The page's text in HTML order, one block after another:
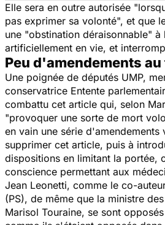
Elle sera en outre autorisée
pas exprimer sa volonté", et que
une "obstination déraisonnable" à
artificiellement en vie, et
Peu d'amendements
Une poignée de députés UMP,
conservatrice Entente
combattu cet article qui, selon
"provoquer une sorte de mort
en vain une série d'amendements
supprimer cet article, puis à
dispositions en limitant la portée,
conscience permettant aux
Jean Leonetti, comme le co-
(PS), de même que la ministre
Marisol Touraine, se sont